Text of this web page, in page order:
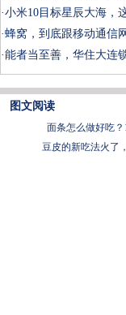
·小米10目标星辰大海，
·蜂窝，到底跟移动通信
·能者当至善，华住大连
图文阅读
面条怎么做好吃？
豆皮的新吃法火了